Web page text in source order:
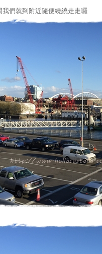
我們就到附近隨便繞繞走走囉